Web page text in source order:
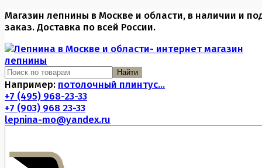
Магазин лепнины в Москве и области, в наличии и
заказ. Доставка по всей России.
Найти
Например: потолочный плинтус...
+7 (495) 968-23-33
+7 (903) 968 23-33
lepnina-mo@yandex.ru